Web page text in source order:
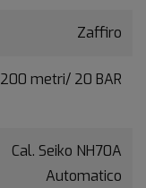
Zaffiro
200 metri/ 20 BAR
Cal. Seiko NH70A
Automatico